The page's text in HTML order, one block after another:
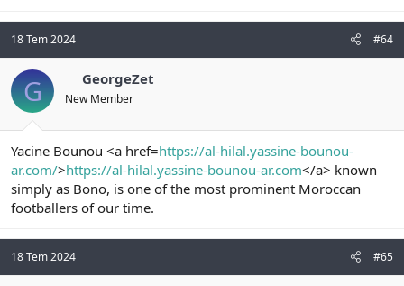
18 Tem 2024 #64
G GeorgeZet
New Member
Yacine Bounou <a href=https://al-hilal.yassine-bounou-
ar.com/>https://al-hilal.yassine-bounou-ar.com</a> known
simply as Bono, is one of the most prominent Moroccan
footballers of our time.
18 Tem 2024 #65